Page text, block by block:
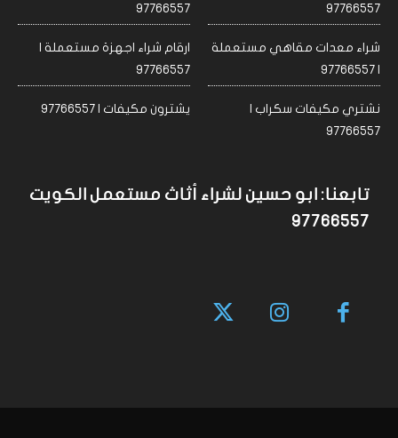
97766557
97766557
شراء معدات مقاهي مستعملة
| 97766557
ارقام شراء اجهزة مستعملة |
97766557
نشتري مكيفات سكراب |
97766557
يشترون مكيفات | 97766557
تابعنا: ابو حسين لشراء أثاث مستعمل الكويت
97766557